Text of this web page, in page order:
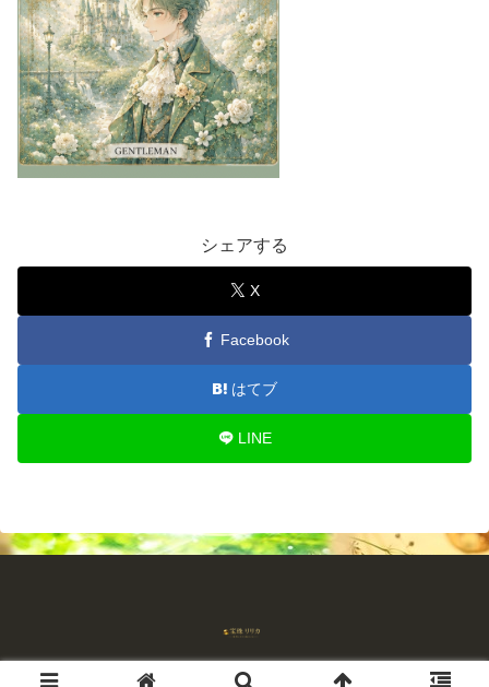
シェアする
X
Facebook
はてブ
LINE
© 2018-2026 占師宝珠リリカ 流れを読む占い.